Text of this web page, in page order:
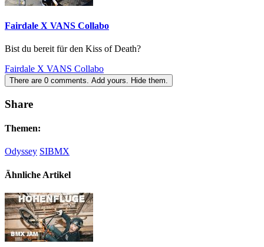
Fairdale X VANS Collabo
Bist du bereit für den Kiss of Death?
Fairdale X VANS Collabo
There are 0 comments. Add yours. Hide them.
Share
Themen:
Odyssey SIBMX
Ähnliche Artikel